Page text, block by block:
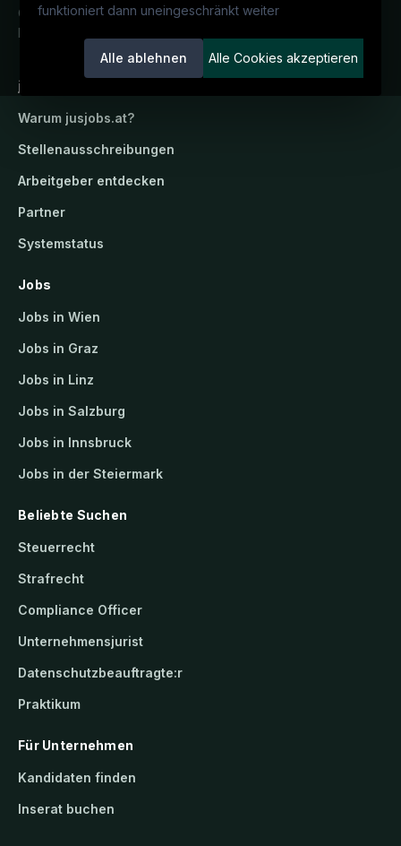
funktioniert dann uneingeschränkt weiter
Alle ablehnen Alle Cookies akzeptieren
Österreichs juristisches Karriereportal.
Ein Service der candidatis GmbH.
jusjobs.at
Warum jusjobs.at?
Stellenausschreibungen
Arbeitgeber entdecken
Partner
Systemstatus
Jobs
Jobs in Wien
Jobs in Graz
Jobs in Linz
Jobs in Salzburg
Jobs in Innsbruck
Jobs in der Steiermark
Beliebte Suchen
Steuerrecht
Strafrecht
Compliance Officer
Unternehmensjurist
Datenschutzbeauftragte:r
Praktikum
Für Unternehmen
Kandidaten finden
Inserat buchen